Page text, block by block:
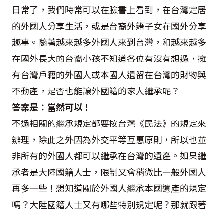
日常了，我們時常可以在臉書上看到，在台灣定居
的外國人分享生活，或是台裔外籍子女在國外分享
趣事。隨著越來越多外國人來到台灣，和越來越多
在國外長大的台裔小孩不知道各位有沒有想過，擁
有台灣戶籍的外國人或本國人遺留在台灣的財物與
不動產，是否也能讓外國籍的家人繼承呢？
答案是：當然可以！
不過相關的繼承規定都要按台灣《民法》的規定來
辦理，除此之外因為外交平等互惠原則，所以也並
非所有的外國人都可以繼承在台灣的遺產。如果繼
承者是大陸國籍人士，限制又會稍微比一般外國人
再多一些！想知道關於外國人繼承本國遺產的規定
嗎？大陸國籍人士又有哪些特別規定呢？那就跟著